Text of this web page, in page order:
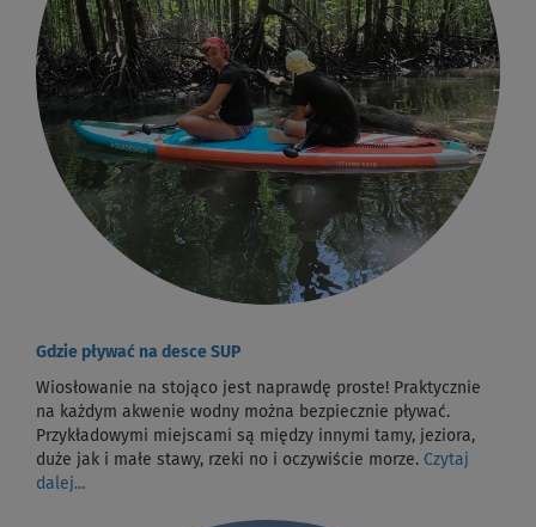
Gdzie pływać na desce SUP
Wiosłowanie na stojąco jest naprawdę proste! Praktycznie
na każdym akwenie wodny można bezpiecznie pływać.
Przykładowymi miejscami są między innymi tamy, jeziora,
duże jak i małe stawy, rzeki no i oczywiście morze. Czytaj
dalej...